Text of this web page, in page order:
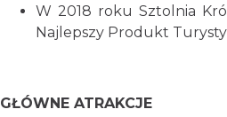
W 2018 roku Sztolnia
Najlepszy Produkt
GŁÓWNE ATRAKCJE